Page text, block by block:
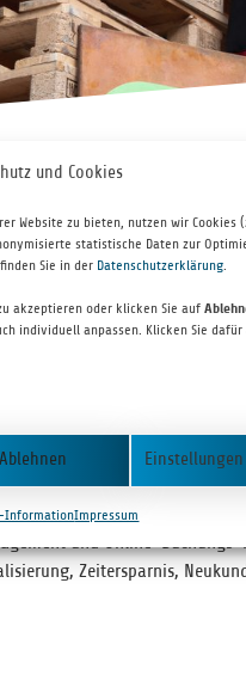
und Cookies
Website zu bieten, nutzen wir Cookies
statistische Daten zur
Sie in der Datenschutzerklärung
akzeptieren oder klicken Sie auf
individuell anpassen. Klicken Sie
Ablehnen
InformationImpressum
PARTNER
ist der ein­zige
Unter­neh­men online
kön­nen. Dar­über hin­aus
und Online-
Zeit­er­spar­nis,